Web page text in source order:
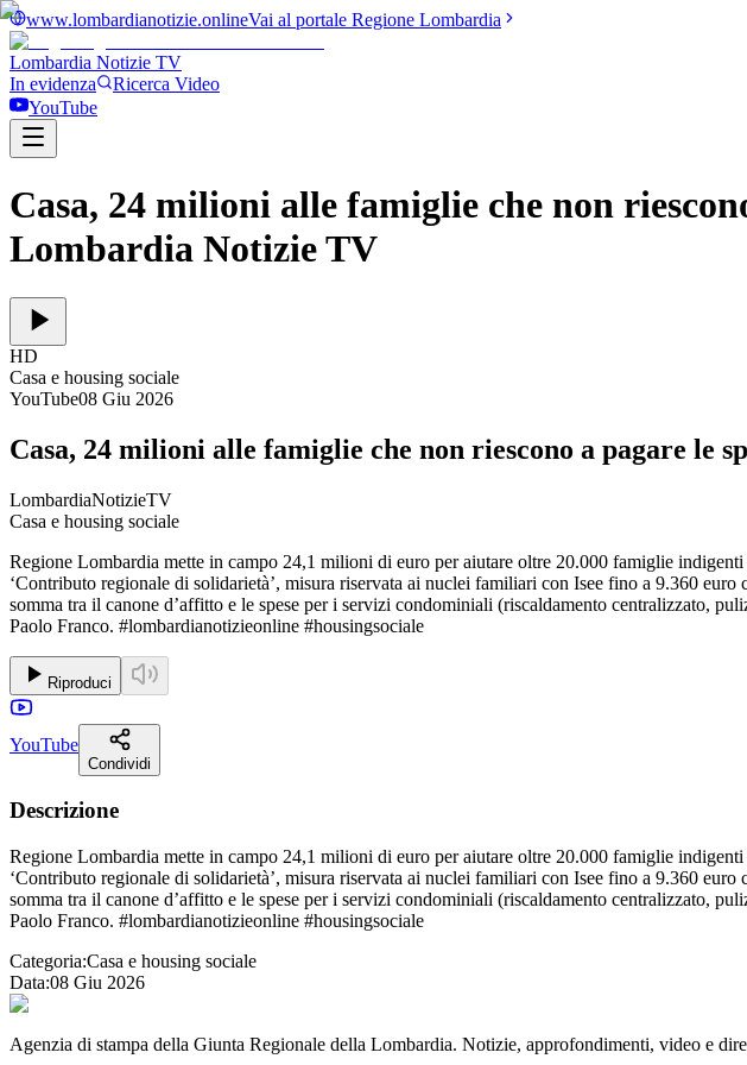
www.lombardianotizie.onlineVai al portale Regione Lombardia
Lombardia Notizie TV
In evidenza
Ricerca Video
YouTube
Casa, 24 milioni alle famiglie che non
Lombardia Notizie TV
HD
Casa e housing sociale
YouTube08 Giu 2026
Casa, 24 milioni alle famiglie che non riescono a pagare le
LombardiaNotizieTV
Casa e housing sociale
Regione Lombardia mette in campo 24,1 milioni di euro per aiutare oltre 20.000 famiglie
‘Contributo regionale di solidarietà’, misura riservata ai nuclei familiari con Isee fino a 9.360
somma tra il canone d’affitto e le spese per i servizi condominiali (riscaldamento centralizzato,
Paolo Franco. #lombardianotizieonline #housingsociale
Riproduci
YouTube
Condividi
Descrizione
Regione Lombardia mette in campo 24,1 milioni di euro per aiutare oltre 20.000 famiglie
‘Contributo regionale di solidarietà’, misura riservata ai nuclei familiari con Isee fino a 9.360
somma tra il canone d’affitto e le spese per i servizi condominiali (riscaldamento centralizzato,
Paolo Franco. #lombardianotizieonline #housingsociale
Categoria:Casa e housing sociale
Data:08 Giu 2026
Agenzia di stampa della Giunta Regionale della Lombardia. Notizie, approfondimenti, video e